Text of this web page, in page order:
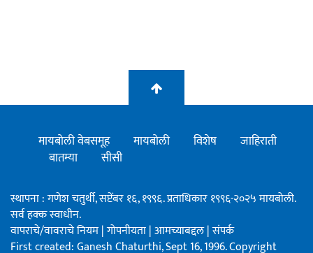
मायबोली वेबसमूह मायबोली विशेष
जाहिराती
बातम्या
सीसी
स्थापना : गणेश चतुर्थी, सप्टेंबर १६, १९९६. प्रताधिकार १९९६-२०२५ मायबोली.
सर्व हक्क स्वाधीन.
वापराचे/वावराचे नियम|गोपनीयता|आमच्याबद्दल|संपर्क
First created: Ganesh Chaturthi, Sept 16, 1996. Copyright